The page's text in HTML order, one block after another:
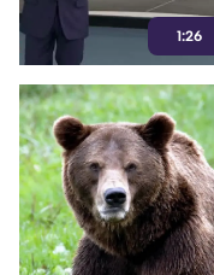
1:26